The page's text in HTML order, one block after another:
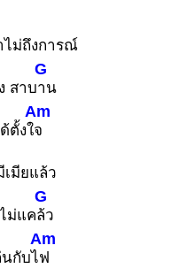
ไม่ถึงการณ์
สาบ
G
าน
ตั้งใ
Am
จ
เมียแล้ว
ม่แค
G
ล้ว
นกับไ
Am
ฟ